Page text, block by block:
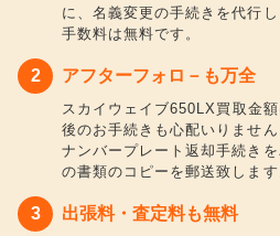
に、名義変更の手続きを代行
手数料は無料です。
アフターフォロ－も万全
スカイウェイブ650LX買取金
後のお手続きも心配いりませ
ナンバープレート返却手続き
の書類のコピーを郵送致します
出張料・査定料も無料